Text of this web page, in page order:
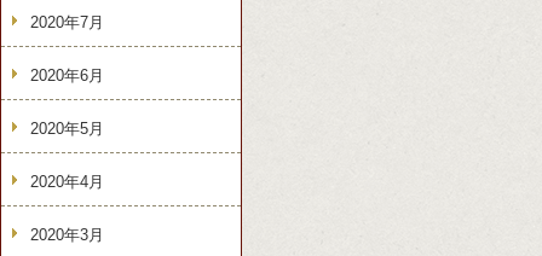
2020年7月
2020年6月
2020年5月
2020年4月
2020年3月